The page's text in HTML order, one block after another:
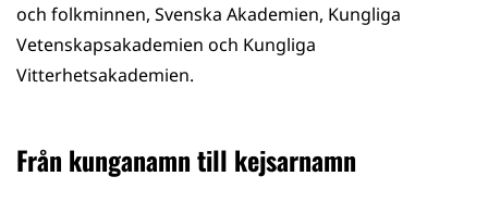
och folkminnen, Svenska Akademien, Kungliga
Vetenskapsakademien och Kungliga
Vitterhetsakademien.
Från kunganamn till kejsarnamn